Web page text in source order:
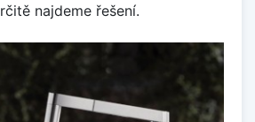
najdeme řešení.